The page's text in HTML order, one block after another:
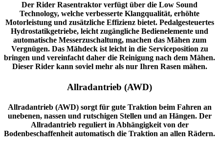
Der Rider Rasentraktor verfügt über die Low Sound
Technology, welche verbesserte Klangqualität, erhöhte
Motorleistung und zusätzliche Effizienz bietet. Pedalgesteuertes
Hydrostatikgetriebe, leicht zugängliche Bedienelemente und
automatische Messerzuschaltung, machen das Mähen zum
Vergnügen. Das Mähdeck ist leicht in die Serviceposition zu
bringen und vereinfacht daher die Reinigung nach dem Mähen.
Dieser Rider kann soviel mehr als nur Ihren Rasen mähen.
Allradantrieb (AWD)
Allradantrieb (AWD) sorgt für gute Traktion beim Fahren an
unebenen, nassen und rutschigen Stellen und an Hängen. Der
Allradantrieb reguliert in Abhängigkeit von der
Bodenbeschaffenheit automatisch die Traktion an allen Rädern.